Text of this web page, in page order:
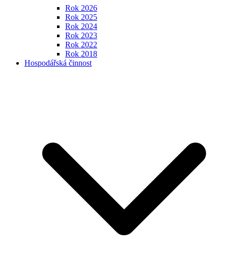
Rok 2026
Rok 2025
Rok 2024
Rok 2023
Rok 2022
Rok 2018
Hospodářská činnost